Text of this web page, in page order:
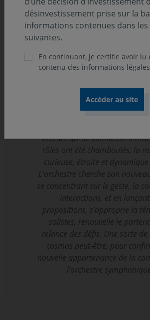
"Je souhaitais que les
habitat, et je me refusais à
l’orchestre sur le prétexte que la
du son des contrebasses était
acteurs qui se connaissent
rôles ont été chamboulés, la
curieuse, étroite et
L’orchestre cherche son
se concentrant sur le geste, la
interactions, et en lançant
propositions, s’approprie la
solistes, renouvelle le
relance des défis. Une sorte de
cosmos peut-être, pour
nouvelle appartenance de la
l’orchestre
désinvestissement prise sur la
informations contenues dans les
suivantes.
En continuant, je certifie avoir lu
contenu des informations